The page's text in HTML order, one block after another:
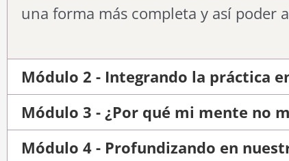
una forma más completa y así poder
Módulo 2 - Integrando la práctica
Módulo 3 - ¿Por qué mi mente no
Módulo 4 - Profundizando en